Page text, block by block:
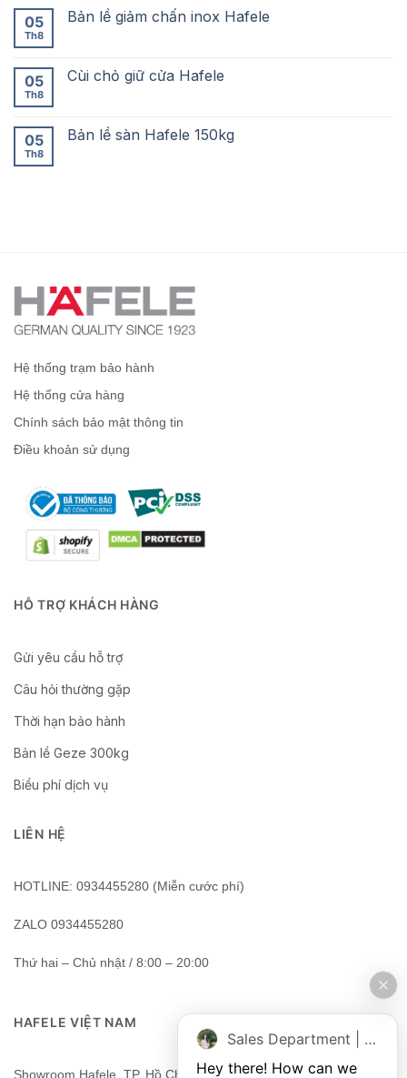
05
Th8
Bản lề giảm chấn inox Hafele
05
Th8
Cùi chỏ giữ cửa Hafele
05
Th8
Bản lề sàn Hafele 150kg
Hệ thống trạm bảo hành
Hệ thống cửa hàng
Chính sách bảo mật thông tin
Điều khoản sử dụng
HỖ TRỢ KHÁCH HÀNG
Gửi yêu cầu hỗ trợ
Câu hỏi thường gặp
Thời hạn bảo hành
Bản lề Geze 300kg
Biểu phí dịch vụ
LIÊN HỆ
HOTLINE: 0934455280 (Miễn cước phí)
ZALO 0934455280
Thứ hai – Chủ nhật / 8:00 – 20:00
HAFELE VIỆT NAM
Showroom Hafele, TP. Hồ Chí Minh, Việt Nam
Sales Department | Chat online
Hey there! How can we